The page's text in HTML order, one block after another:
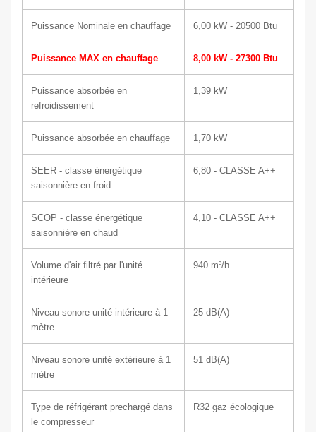
Puissance Nominale en chauffage 6,00 kW - 20500 Btu
Puissance MAX en chauffage 8,00 kW - 27300 Btu
Puissance absorbée en
refroidissement
1,39 kW
Puissance absorbée en chauffage 1,70 kW
SEER - classe énergétique
saisonnière en froid
6,80 - CLASSE A++
SCOP - classe énergétique
saisonnière en chaud
4,10 - CLASSE A++
Volume d'air filtré par l'unité
intérieure
940 m³/h
Niveau sonore unité intérieure à 1
mètre
25 dB(A)
Niveau sonore unité extérieure à 1
mètre
51 dB(A)
Type de réfrigérant prechargé dans
le compresseur
R32 gaz écologique